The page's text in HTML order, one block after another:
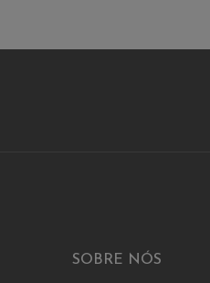
SOBRE NÓS